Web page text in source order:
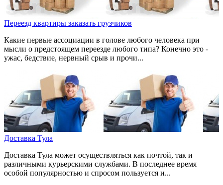
Переезд квартиры заказать грузчиков
Какие первые ассоциации в голове любого человека при
мысли о предстоящем переезде любого типа? Конечно это -
ужас, бедствие, нервный срыв и прочи...
Доставка Тула
Доставка Тула может осуществляться как почтой, так и
различными курьерскими службами. В последнее время
особой популярностью и спросом пользуется и...